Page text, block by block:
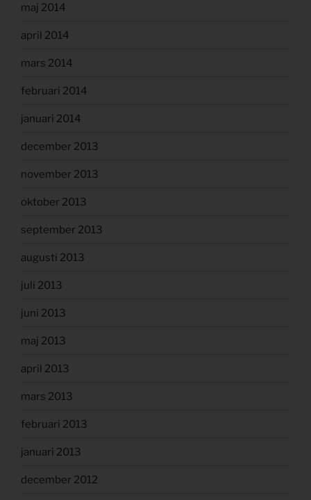
maj 2014
april 2014
mars 2014
februari 2014
januari 2014
december 2013
november 2013
oktober 2013
september 2013
augusti 2013
juli 2013
juni 2013
maj 2013
april 2013
mars 2013
februari 2013
januari 2013
december 2012